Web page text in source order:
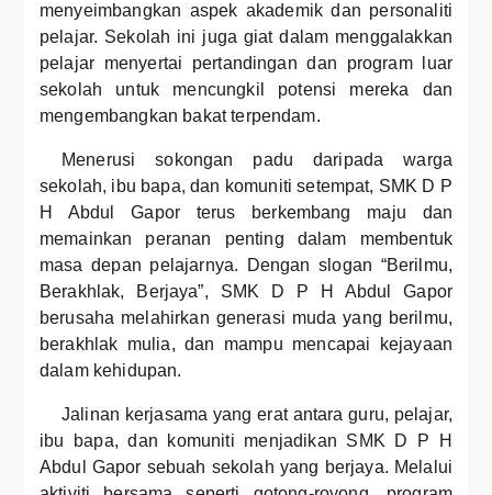
menyeimbangkan aspek akademik dan personaliti
pelajar. Sekolah ini juga giat dalam menggalakkan
pelajar menyertai pertandingan dan program luar
sekolah untuk mencungkil potensi mereka dan
mengembangkan bakat terpendam.
Menerusi sokongan padu daripada warga
sekolah, ibu bapa, dan komuniti setempat, SMK D P
H Abdul Gapor terus berkembang maju dan
memainkan peranan penting dalam membentuk
masa depan pelajarnya. Dengan slogan “Berilmu,
Berakhlak, Berjaya”, SMK D P H Abdul Gapor
berusaha melahirkan generasi muda yang berilmu,
berakhlak mulia, dan mampu mencapai kejayaan
dalam kehidupan.
Jalinan kerjasama yang erat antara guru, pelajar,
ibu bapa, dan komuniti menjadikan SMK D P H
Abdul Gapor sebuah sekolah yang berjaya. Melalui